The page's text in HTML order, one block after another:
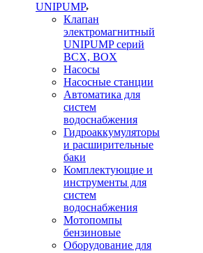
UNIPUMP
Клапан
электромагнитный
UNIPUMP серий
BCX, BOX
Насосы
Насосные станции
Автоматика для
систем
водоснабжения
Гидроаккумуляторы
и расширительные
баки
Комплектующие и
инструменты для
систем
водоснабжения
Мотопомпы
бензиновые
Оборудование для